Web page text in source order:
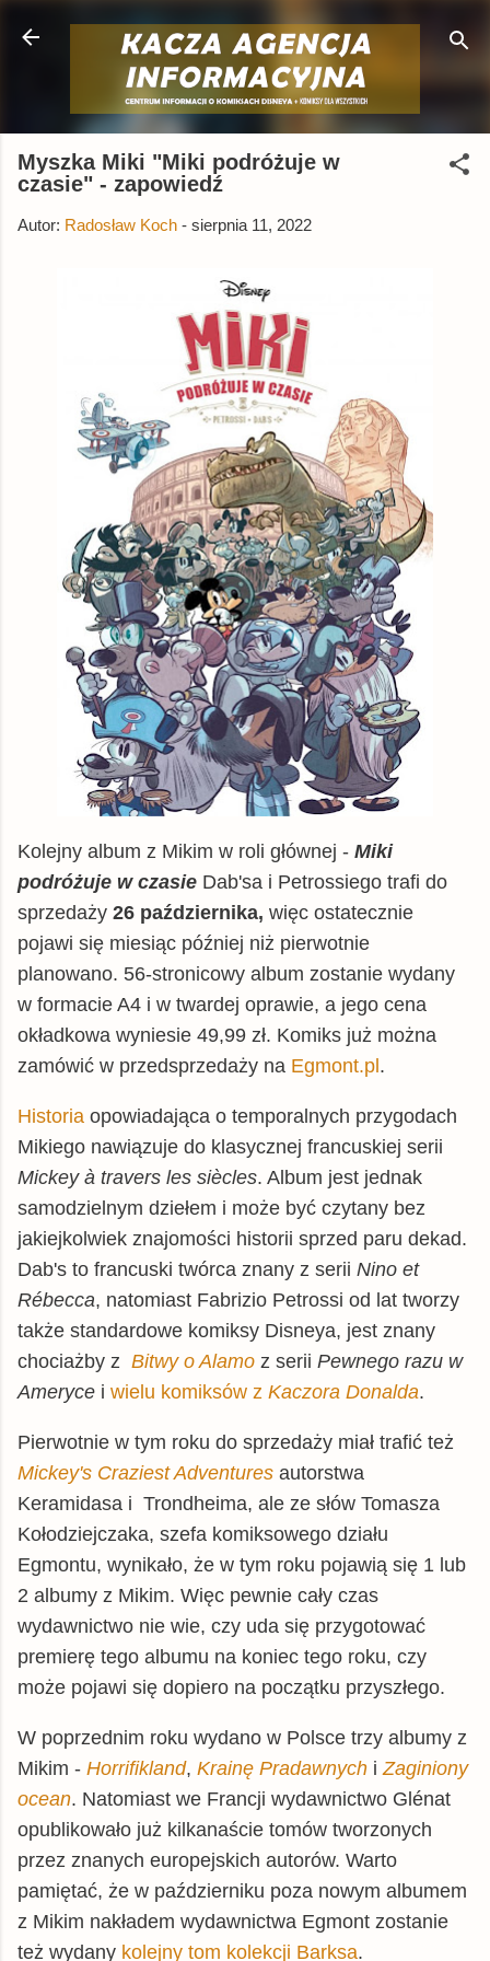
Przejdź do głównej zawartości
Myszka Miki "Miki podróżuje w
czasie" - zapowiedź
Autor: Radosław Koch - sierpnia 11, 2022
Kolejny album z Mikim w roli głównej - Miki
podróżuje w czasie Dab'sa i Petrossiego trafi do
sprzedaży 26 października, więc ostatecznie
pojawi się miesiąc później niż pierwotnie
planowano. 56-stronicowy album zostanie wydany
w formacie A4 i w twardej oprawie, a jego cena
okładkowa wyniesie 49,99 zł. Komiks już można
zamówić w przedsprzedaży na Egmont.pl .
Historia opowiadająca o temporalnych przygodach
Mikiego nawiązuje do klasycznej francuskiej serii
Mickey à travers les siècles. Album jest jednak
samodzielnym dziełem i może być czytany bez
jakiejkolwiek znajomości historii sprzed paru dekad.
Dab's to francuski twórca znany z serii Nino et
Rébecca, natomiast Fabrizio Petrossi od lat tworzy
także standardowe komiksy Disneya, jest znany
chociażby z Bitwy o Alamo z serii Pewnego razu w
Ameryce i wielu komiksów z Kaczora Donalda.
Pierwotnie w tym roku do sprzedaży miał trafić też
Mickey's Craziest Adventures autorstwa
Keramidasa i Trondheima, ale ze słów Tomasza
Kołodziejczaka, szefa komiksowego działu
Egmontu, wynikało, że w tym roku pojawią się 1 lub
2 albumy z Mikim. Więc pewnie cały czas
wydawnictwo nie wie, czy uda się przygotować
premierę tego albumu na koniec tego roku, czy
może pojawi się dopiero na początku przyszłego.
W poprzednim roku wydano w Polsce trzy albumy z
Mikim - Horrifikland, Krainę Pradawnych iZaginiony
ocean. Natomiast we Francji wydawnictwo Glénat
opublikowało już kilkanaście tomów tworzonych
przez znanych europejskich autorów. Warto
pamiętać, że w październiku poza nowym albumem
z Mikim nakładem wydawnictwa Egmont zostanie
też wydany kolejny tom kolekcji Barksa.